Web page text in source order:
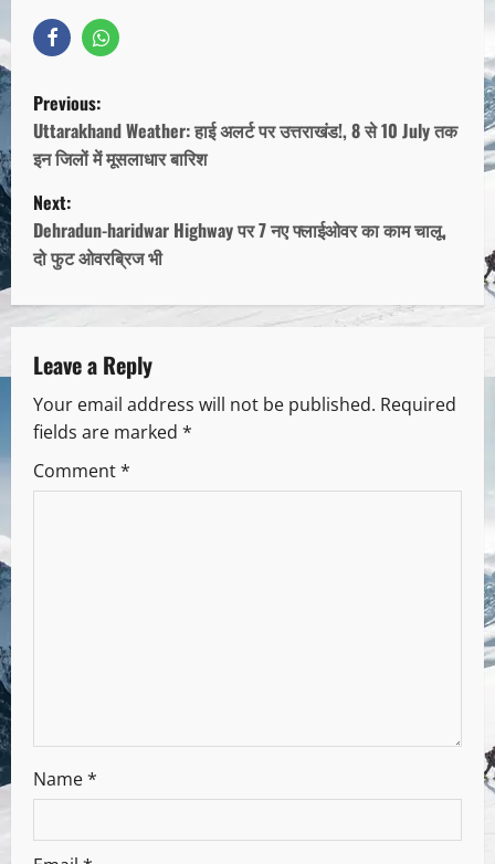
Previous:
Uttarakhand Weather: हाई अलर्ट पर उत्तराखंड!, 8 से 10 July तक
इन जिलों में मूसलाधार बारिश
Next:
Dehradun-haridwar Highway पर 7 नए फ्लाईओवर का काम चालू,
दो फुट ओवरब्रिज भी
Leave a Reply
Your email address will not be published. Required
fields are marked *
Comment*
Name*